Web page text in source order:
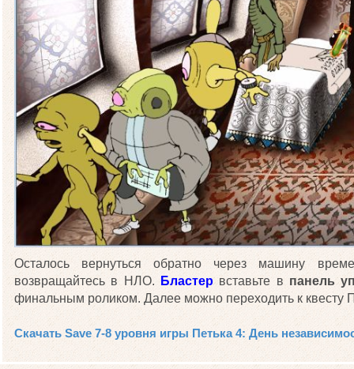
Осталось вернуться обратно через машину
возвращайтесь в НЛО.
Бластервставьте в панель
финальным роликом. Далее можно переходить к квесту
Скачать Save 7-8 уровня игры Петька 4: День